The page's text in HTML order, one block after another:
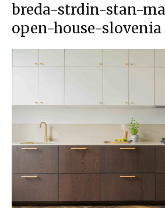
breda-strdin-stan-
open-house-slovenia